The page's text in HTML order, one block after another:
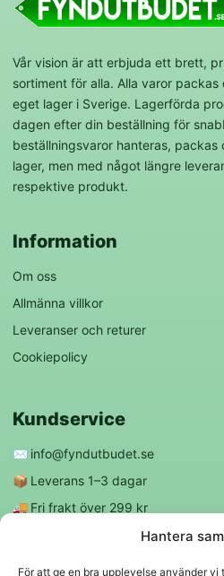
Hantera
För att ge en bra upplevelse använder
Vår vision är att erbjuda ett brett,
sortiment för alla. Alla varor
eget lager i Sverige. Lagerförda
dagen efter din beställning för
beställningsvaror hanteras,
lager, men med något längre
respektive produkt.
Information
Om oss
Allmänna villkor
Leveranser och returer
Cookiepolicy
Kundservice
✉️ info@fyndutbudet.se
📦 Leverans 1–3 dagar
🚚 Fri frakt över 299 kr